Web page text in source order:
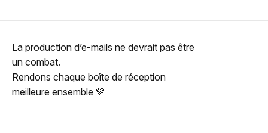
La production d’e-mails ne devrait pas être
un combat.
Rendons chaque boîte de réception
meilleure ensemble 💚